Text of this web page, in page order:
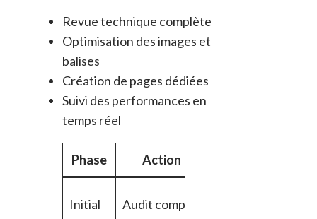
Revue technique complète
Optimisation des images et
balises
Création de pages dédiées
Suivi des performances en
temps réel
Phase Action
Initial Audit complet